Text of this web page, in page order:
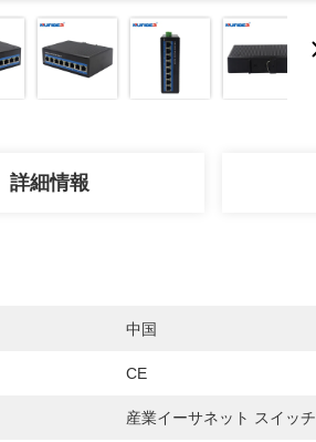
詳細情報
中国
CE
産業イーサネット スイッチ